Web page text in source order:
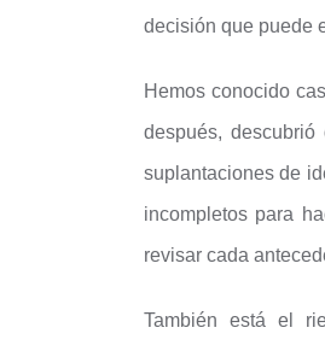
decisión que puede
Hemos conocido
después,
suplantaciones de
incompletos para
revisar cada
También está el